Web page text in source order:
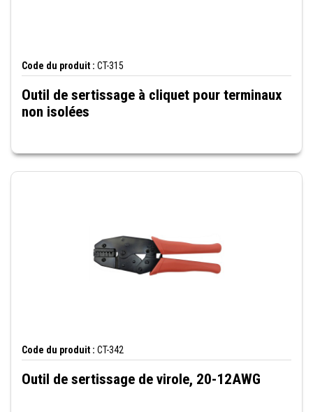
Code du produit : CT-315
Outil de sertissage à cliquet pour terminaux
non isolées
Code du produit : CT-342
Outil de sertissage de virole, 20-12AWG